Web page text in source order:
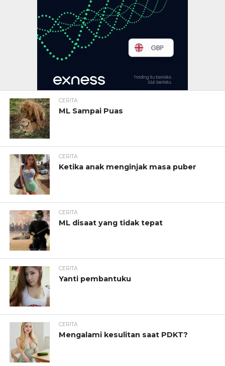
CERITA
ML Sampai Puas
CERITA
Ketika anak menginjak masa puber
CERITA
ML disaat yang tidak tepat
CERITA
Yanti pembantuku
CERITA
Mengalami kesulitan saat PDKT?